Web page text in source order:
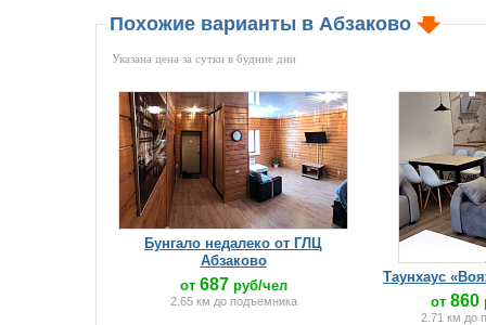
Похожие варианты в Абзаково
Указана цена за сутки в будние дни
Бунгало недалеко от ГЛЦ
Абзаково
от 687 руб/чел
2.65 км до подъемника
Таунхаус
от 860
2.71 км до